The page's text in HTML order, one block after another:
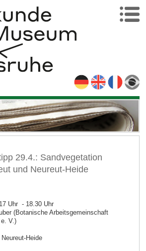
29.4.: Sandvegetation
und Neureut-Heide
Uhr - 18.30 Uhr
(Botanische Arbeitsgemeinschaft
V.)
Heide